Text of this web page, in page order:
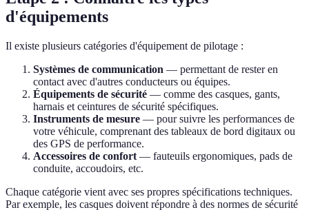
d'équipements
Il existe plusieurs catégories d'équipement de pilotage :
Systèmes de communication — permettant de rester en
contact avec d'autres conducteurs ou équipes.
Équipements de sécurité — comme des casques, gants,
harnais et ceintures de sécurité spécifiques.
Instruments de mesure — pour suivre les performances de
votre véhicule, comprenant des tableaux de bord digitaux ou
des GPS de performance.
Accessoires de confort — fauteuils ergonomiques, pads de
conduite, accoudoirs, etc.
Chaque catégorie vient avec ses propres spécifications techniques.
Par exemple, les casques doivent répondre à des normes de sécurité